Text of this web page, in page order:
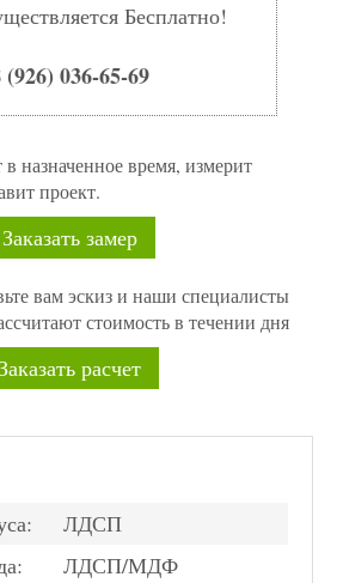
Бесплатно!
(926) 036-65-69
назначенное время, измерит
проект.
Заказать замер
вам эскиз и наши специалисты
стоимость в течении дня
расчет
ЛДСП
ЛДСП/МДФ